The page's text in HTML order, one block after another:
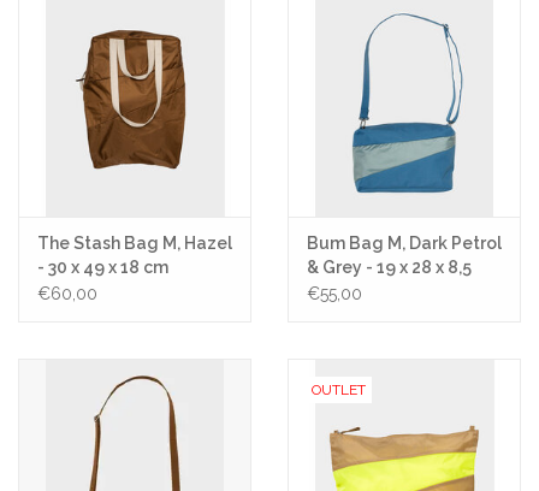
The Stash Bag M, Hazel
- 30 x 49 x 18 cm
€60,00
Bum Bag M, Dark Petrol
& Grey - 19 x 28 x 8,5
€55,00
OUTLET